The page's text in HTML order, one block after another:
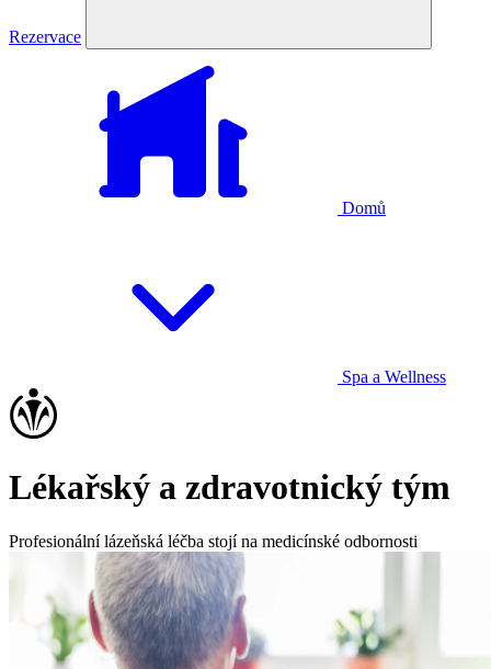
Rezervace
Domů
Spa a Wellness
Lékařský a zdravotnický tým
Profesionální lázeňská léčba stojí na medicínské odbornosti